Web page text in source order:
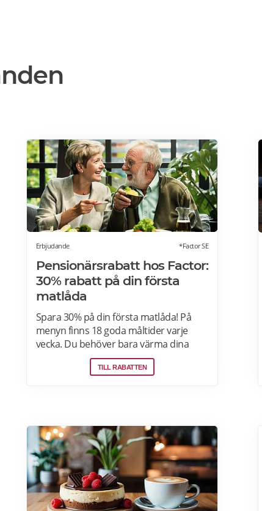
Erbjudande *Factor SE
Pensionärsrabatt hos Factor:
30% rabatt på din första
matlåda
Spara 30% på din första matlåda! På
menyn finns 18 goda måltider varje
vecka. Du behöver bara värma dina
färdiga måltider från Factor Meals. Med
Factor har du alltid full kontroll. Du
abonnemang när du vill. Läs mer om
pensionärsrabatter hos Factor här.
TILL RABATTEN